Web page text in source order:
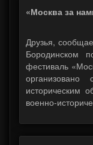
«Москва за
Друзья,
Бородинском
фестиваль
историческим
военно-